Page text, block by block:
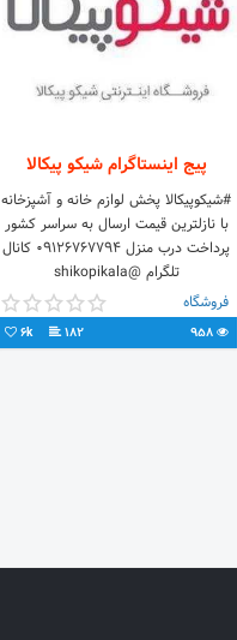
پیج اینستاگرام شیکو پیکالا
#شیکوپیکالا پخش لوازم خانه و آشپزخانه
با نازلترین قیمت ارسال به سراسر کشور
پرداخت درب منزل ۰۹۱۲۶۷۶۷۷۹۴ کانال
تلگرام @shikopikala
فروشگاه
958
182
6k